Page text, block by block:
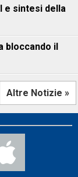
e sintesi della
bloccando il
Altre Notizie »